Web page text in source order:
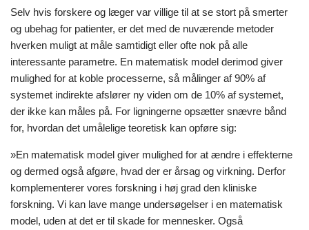
Selv hvis forskere og læger var villige til at se stort på smerter
og ubehag for patienter, er det med de nuværende metoder
hverken muligt at måle samtidigt eller ofte nok på alle
interessante parametre. En matematisk model derimod giver
mulighed for at koble processerne, så målinger af 90% af
systemet indirekte afslører ny viden om de 10% af systemet,
der ikke kan måles på. For ligningerne opsætter snævre bånd
for, hvordan det umålelige teoretisk kan opføre sig:
»En matematisk model giver mulighed for at ændre i effekterne
og dermed også afgøre, hvad der er årsag og virkning. Derfor
komplementerer vores forskning i høj grad den kliniske
forskning. Vi kan lave mange undersøgelser i en matematisk
model, uden at det er til skade for mennesker. Også